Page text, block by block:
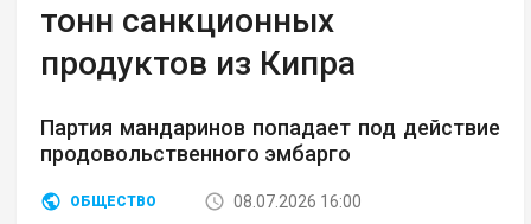
тонн санкционных
продуктов из Кипра
Партия мандаринов попадает под действие
продовольственного эмбарго
ОБЩЕСТВО
08.07.2026 16:00